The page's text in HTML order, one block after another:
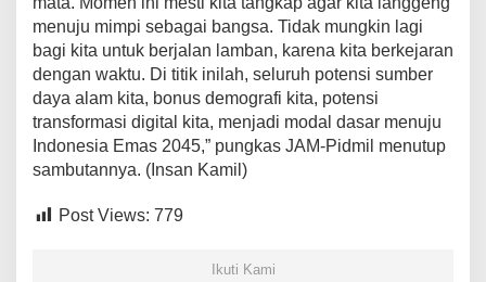
menuju mimpi sebagai bangsa. Tidak mungkin lagi
bagi kita untuk berjalan lamban, karena kita berkejaran
dengan waktu. Di titik inilah, seluruh potensi sumber
daya alam kita, bonus demografi kita, potensi
transformasi digital kita, menjadi modal dasar menuju
Indonesia Emas 2045,” pungkas JAM-Pidmil menutup
sambutannya. (Insan Kamil)
Post Views: 779
Ikuti Kami